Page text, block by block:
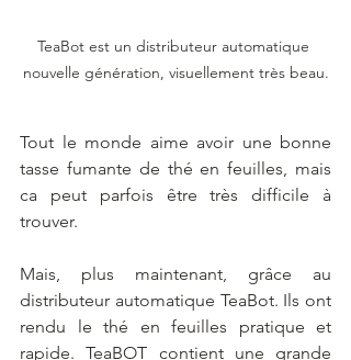
TeaBot est un distributeur automatique
nouvelle génération, visuellement très beau.
Tout le monde aime avoir une bonne
tasse fumante de thé en feuilles, mais
ca peut parfois être très difficile à
trouver.
Mais, plus maintenant, grâce au
distributeur automatique TeaBot. Ils ont
rendu le thé en feuilles pratique et
rapide. TeaBOT contient une grande